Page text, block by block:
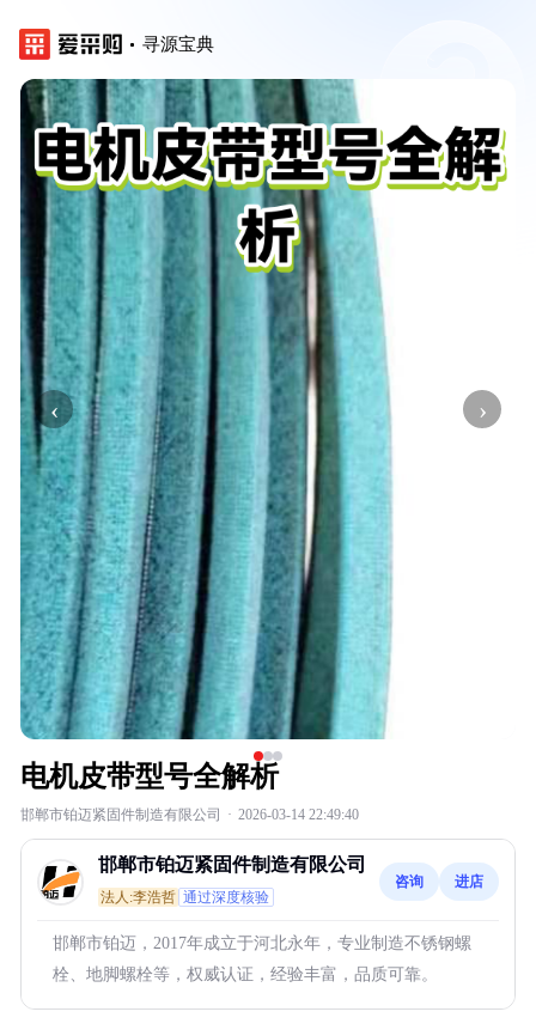
寻源宝典
‹ ›
电机皮带型号全解析
邯郸市铂迈紧固件制造有限公司 · 2026-03-14 22:49:40
邯郸市铂迈紧固件制造有限公司
法人:李浩哲 通过深度核验
咨询 进店
邯郸市铂迈，2017年成立于河北永年，专业制造不锈钢螺
栓、地脚螺栓等，权威认证，经验丰富，品质可靠。